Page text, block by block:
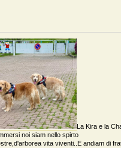
La Kira e la
noi siam nello spirto
vita viventi..E andiam di